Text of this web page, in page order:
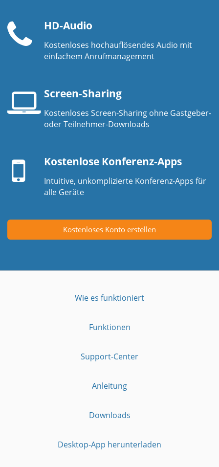
Telefonhörer
HD-Audio
Kostenloses hochauflösendes Audio mit
einfachem Anrufmanagement
Laptop-
Screen-Sharing
Kostenloses Screen-Sharing ohne Gastgeber-
oder Teilnehmer-Downloads
Kostenlose Konferenz-Apps
Intuitive, unkomplizierte Konferenz-Apps für
alle Geräte
Kostenloses Konto erstellen
Wie es funktioniert
Funktionen
Support-Center
Anleitung
Downloads
Desktop-App herunterladen